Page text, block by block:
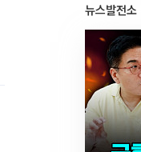
뉴스발전소